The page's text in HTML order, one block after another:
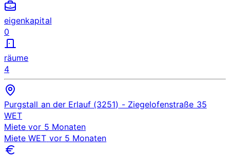
eigenkapital
0
räume
4
Purgstall an der Erlauf (3251) - Ziegelofenstraße 35
WET
Miete vor 5 Monaten
Miete WET vor 5 Monaten